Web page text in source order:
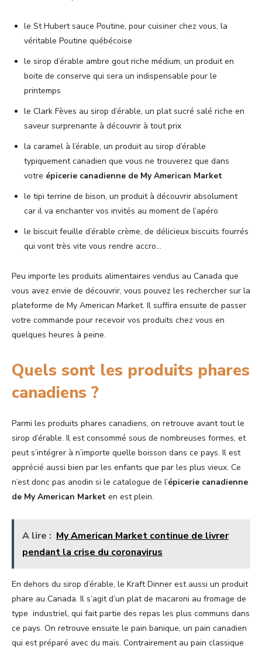
le St Hubert sauce Poutine, pour cuisiner chez vous, la
véritable Poutine québécoise
le sirop d’érable ambre gout riche médium, un produit en
boite de conserve qui sera un indispensable pour le
printemps
le Clark Fèves au sirop d’érable, un plat sucré salé riche en
saveur surprenante à découvrir à tout prix
la caramel à l’érable, un produit au sirop d’érable
typiquement canadien que vous ne trouverez que dans
votre épicerie canadienne de My American Market
le tipi terrine de bison, un produit à découvrir absolument
car il va enchanter vos invités au moment de l’apéro
le biscuit feuille d’érable crème, de délicieux biscuits fourrés
qui vont très vite vous rendre accro…
Peu importe les produits alimentaires vendus au Canada que
vous avez envie de découvrir, vous pouvez les rechercher sur la
plateforme de My American Market. Il suffira ensuite de passer
votre commande pour recevoir vos produits chez vous en
quelques heures à peine.
Quels sont les produits phares
canadiens ?
Parmi les produits phares canadiens, on retrouve avant tout le
sirop d’érable. Il est consommé sous de nombreuses formes, et
peut s’intégrer à n’importe quelle boisson dans ce pays. Il est
apprécié aussi bien par les enfants que par les plus vieux. Ce
n’est donc pas anodin si le catalogue de l’épicerie canadienne
de My American Market en est plein.
A lire : My American Market continue de livrer
pendant la crise du coronavirus
En dehors du sirop d’érable, le Kraft Dinner est aussi un produit
phare au Canada. Il s’agit d’un plat de macaroni au fromage de
type industriel, qui fait partie des repas les plus communs dans
ce pays. On retrouve ensuite le pain banique, un pain canadien
qui est préparé avec du maïs. Contrairement au pain classique